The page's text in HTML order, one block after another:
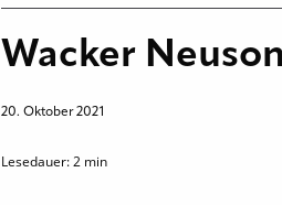
Wacker
20. Oktober 2021
Lesedauer:2 min